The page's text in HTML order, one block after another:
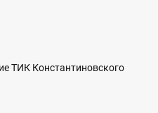
ТИК Константиновского